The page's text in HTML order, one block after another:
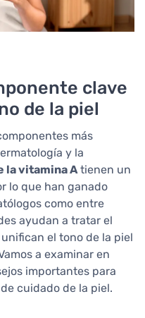
clave
de la piel
más
y la
la vitamina Atienen un
lo que han ganado
como entre
ayudan a tratar el
el tono de la piel
a examinar en
importantes para
cuidado de la piel.